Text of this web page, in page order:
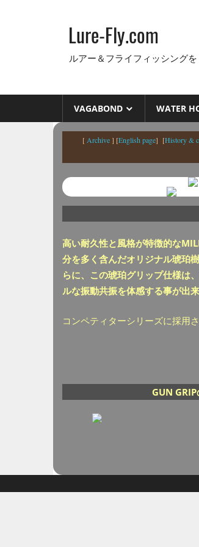
Lure-Fly.com
ルアー＆フライフィッシング
VAGABOND WATER
[ Archive] [English page] [History &
高い耐久性と風格が特徴的な
分を多く含んだオリジナル琥珀
らに、この琥珀グリップ仕様は
ルな振動共振を体感する事が出来
コンペティターシリーズに採用
GUN